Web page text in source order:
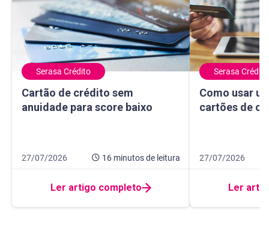
Serasa Crédito
Cartão de crédito sem
anuidade para score baixo
Cartão de crédito sem anuidade para score baixo
Data de publicação 27 de julho de 2026
27/07/2026 16 minutosde leitura
16 minutos de leitura
Ler artigo completo
Serasa Crédito
Como usar
cartões de
Como usar um
Data de
27/07/2026
10 minutos de
Ler